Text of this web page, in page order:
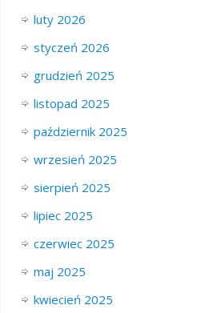
luty 2026
styczeń 2026
grudzień 2025
listopad 2025
październik 2025
wrzesień 2025
sierpień 2025
lipiec 2025
czerwiec 2025
maj 2025
kwiecień 2025